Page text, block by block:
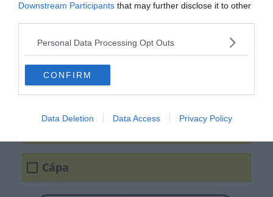
Downstream Participants that may further disclose it to other
Personal Data Processing Opt Outs
CONFIRM
Data Deletion Data Access Privacy Policy
Melyik film címét rejtik az
emojik?
Kardhal
Cápa